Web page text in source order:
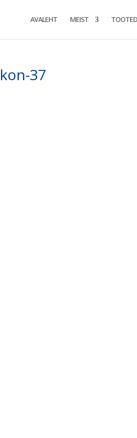
AVALEHT MEIST TOOTED
37